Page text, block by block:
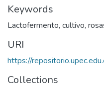
Keywords
Lactofermento, cultivo,
URI
https://
Collections